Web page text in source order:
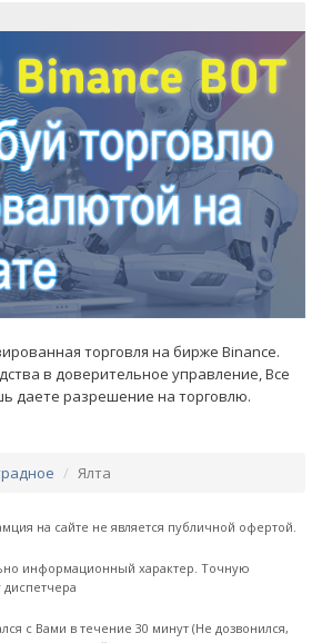
торговля на бирже Binance.
в доверительное управление, Все
даете разрешение на торговлю.
Ялта
на сайте не является публичной офертой.
информационный характер. Точную
с Вами в течение 30 минут (Не дозвонился,